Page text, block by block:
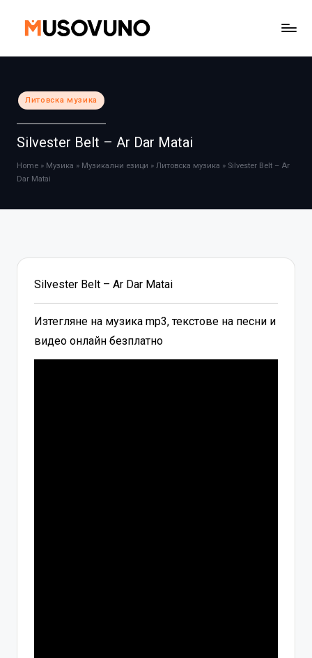
Posted
in
Литовска музика
Silvester Belt – Ar Dar Matai
Home » Музика » Музикални езици » Литовска музика » Silvester Belt – Ar
Dar Matai
Silvester Belt – Ar Dar Matai
Изтегляне на музика mp3, текстове на песни и
видео онлайн безплатно